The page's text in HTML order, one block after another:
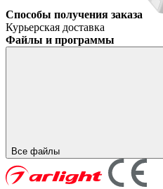
Способы получения заказа
Курьерская доставка
Файлы и программы
Все файлы